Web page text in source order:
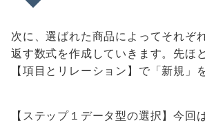
次に、選ばれた商品によってそれぞ
返す数式を作成していきます。先ほ
【項目とリレーション】で「新規」
【 ステップ１データ型の選択】今回